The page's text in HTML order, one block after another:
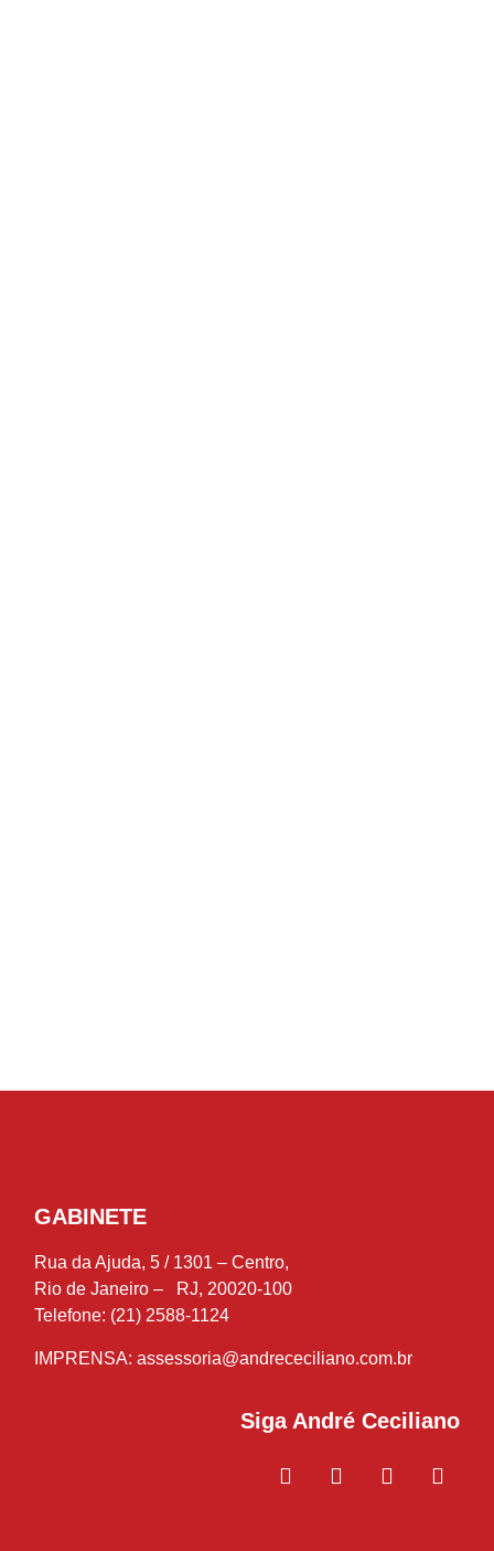
GABINETE
Rua da Ajuda, 5 / 1301 – Centro,
Rio de Janeiro – RJ, 20020-100
Telefone: (21) 2588-1124
IMPRENSA: assessoria@andrececiliano.com.br
Siga André Ceciliano